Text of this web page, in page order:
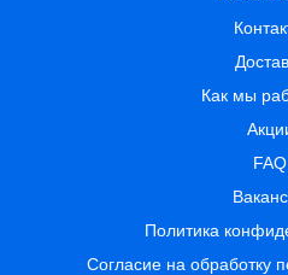
Как мы
FAQ
Политика
Согласие на обработку